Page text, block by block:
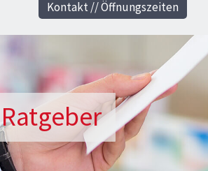
Ratgeber
Kontakt // Öffnungszeiten